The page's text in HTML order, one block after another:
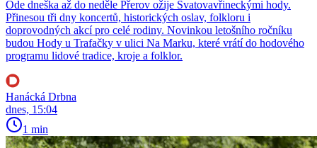
Ode dneška až do neděle Přerov ožije Svatovavřineckými hody.
Přinesou tři dny koncertů, historických oslav, folkloru i
doprovodných akcí pro celé rodiny. Novinkou letošního ročníku
budou Hody u Trafačky v ulici Na Marku, které vrátí do hodového
programu lidové tradice, kroje a folklor.
Hanácká Drbna
dnes, 15:04
1 min